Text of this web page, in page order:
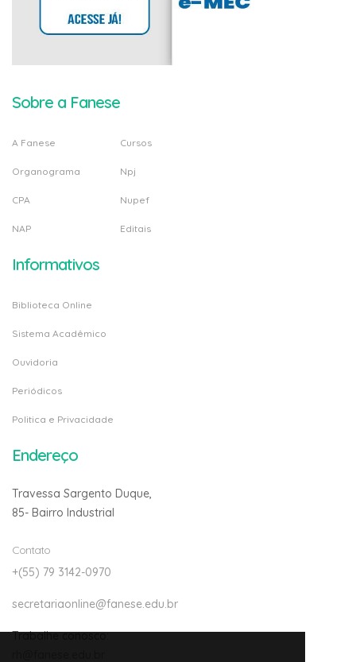
Sobre a Fanese
A Fanese
Organograma
CPA
NAP
Cursos
Npj
Nupef
Editais
Informativos
Biblioteca Online
Sistema Acadêmico
Ouvidoria
Periódicos
Politica e Privacidade
Endereço
Travessa Sargento Duque,
85- Bairro Industrial
Contato
+(55) 79 3142-0970
secretariaonline@fanese.edu.br
Trabalhe conosco: